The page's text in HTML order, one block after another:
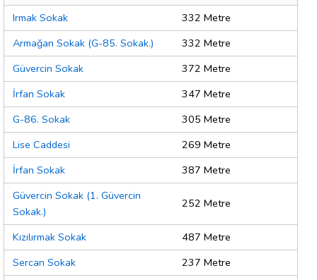
Irmak Sokak
332 Metre
Armağan Sokak (G-85. Sokak.)
332 Metre
Güvercin Sokak
372 Metre
İrfan Sokak
347 Metre
G-86. Sokak
305 Metre
Lise Caddesi
269 Metre
İrfan Sokak
387 Metre
Güvercin Sokak (1. Güvercin
Sokak.)
252 Metre
Kızılırmak Sokak
487 Metre
Sercan Sokak
237 Metre